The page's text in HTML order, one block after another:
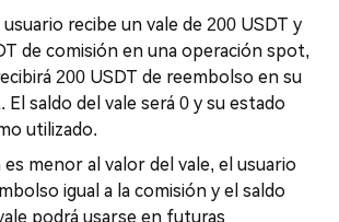
usuario recibe un vale de 200 USDT y
de comisión en una operación spot,
200 USDT de reembolso en su
El saldo del vale será 0 y su estado
utilizado.
es menor al valor del vale, el usuario
igual a la comisión y el saldo
podrá usarse en futuras